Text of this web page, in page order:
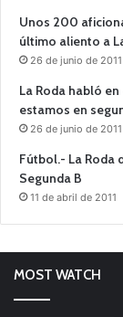
Unos 200
último aliento a
26 de junio de 2011
La Roda habló en
estamos en
26 de junio de 2011
Fútbol.- La Roda
Segunda B
11 de abril de 2011
MOST WATCH